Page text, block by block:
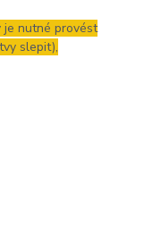
je nutné provést
slepit),